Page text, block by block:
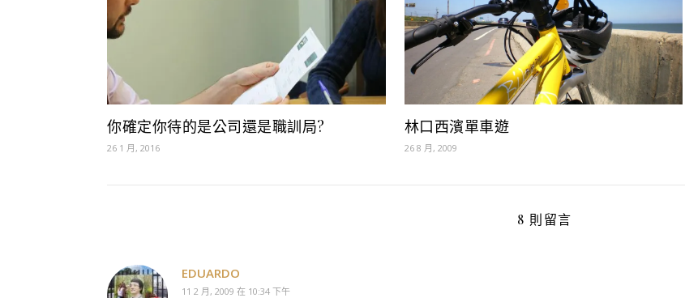
你確定你待的是公司還是職訓局?
26 1 月, 2016
林口西濱單車遊
26 8 月, 2009
8 則留言
EDUARDO
11 2 月, 2009 在 10:34 下午